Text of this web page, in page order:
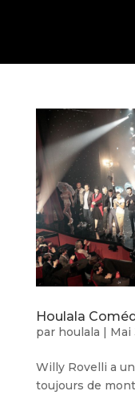
Houlala
par houlala | Mai
Willy Rovelli a
toujours de